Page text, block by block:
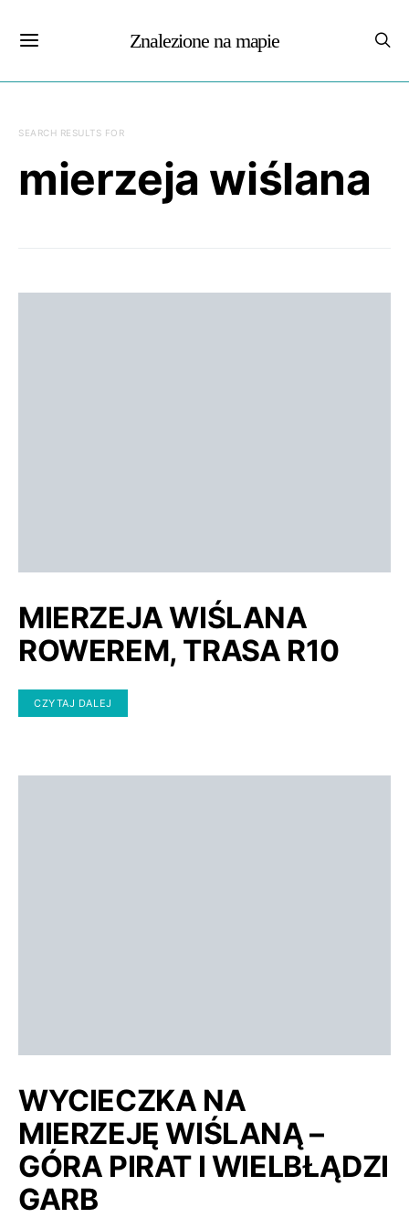
Znalezione na mapie
SEARCH RESULTS FOR
mierzeja wiślana
MIERZEJA WIŚLANA
ROWEREM, TRASA R10
CZYTAJ DALEJ
WYCIECZKA NA
MIERZEJĘ WIŚLANĄ –
GÓRA PIRAT I WIELBŁĄDZI
GARB